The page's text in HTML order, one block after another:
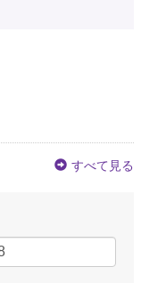
すべて見る